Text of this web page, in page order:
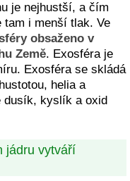
je nejhustší, a čím
tam i menší tlak. Ve
obsaženo v
Země. Exosféra je
Exosféra se skládá
helia a
dusík, kyslík a oxid
jádru vytváří